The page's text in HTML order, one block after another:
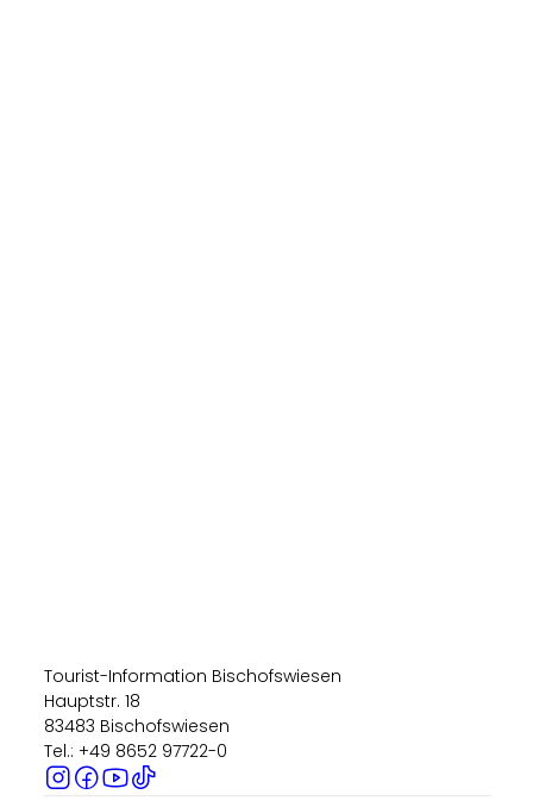
Tourist-Information Bischofswiesen
Hauptstr. 18
83483 Bischofswiesen
Tel.: +49 8652 97722-0